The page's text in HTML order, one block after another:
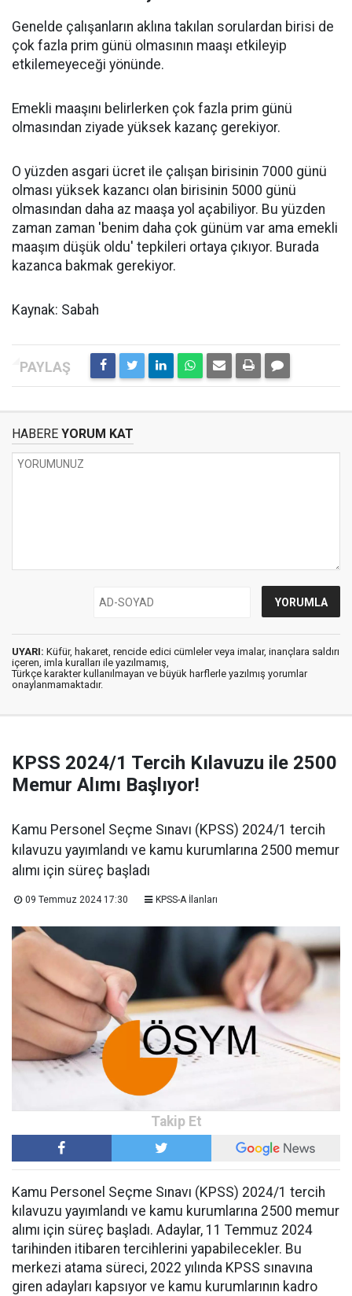
Genelde çalışanların aklına takılan sorulardan birisi de
çok fazla prim günü olmasının maaşı etkileyip
etkilemeyeceği yönünde.
Emekli maaşını belirlerken çok fazla prim günü
olmasından ziyade yüksek kazanç gerekiyor.
O yüzden asgari ücret ile çalışan birisinin 7000 günü
olması yüksek kazancı olan birisinin 5000 günü
olmasından daha az maaşa yol açabiliyor. Bu yüzden
zaman zaman 'benim daha çok günüm var ama emekli
maaşım düşük oldu' tepkileri ortaya çıkıyor. Burada
kazanca bakmak gerekiyor.
Kaynak: Sabah
HABERE YORUM KAT
UYARI: Küfür, hakaret, rencide edici cümleler veya imalar, inançlara saldırı
içeren, imla kuralları ile yazılmamış,
Türkçe karakter kullanılmayan ve büyük harflerle yazılmış yorumlar
onaylanmamaktadır.
KPSS 2024/1 Tercih Kılavuzu ile 2500
Memur Alımı Başlıyor!
Kamu Personel Seçme Sınavı (KPSS) 2024/1 tercih
kılavuzu yayımlandı ve kamu kurumlarına 2500 memur
alımı için süreç başladı
09 Temmuz 2024 17:30 KPSS-A İlanları
Kamu Personel Seçme Sınavı (KPSS) 2024/1 tercih
kılavuzu yayımlandı ve kamu kurumlarına 2500 memur
alımı için süreç başladı. Adaylar, 11 Temmuz 2024
tarihinden itibaren tercihlerini yapabilecekler. Bu
merkezi atama süreci, 2022 yılında KPSS sınavına
giren adayları kapsıyor ve kamu kurumlarının kadro